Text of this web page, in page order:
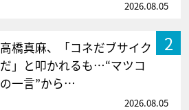
2026.08.05
2
高橋真麻、「コネだブサイク
だ」と叩かれるも…“マツコ
の一言”から…
2026.08.05